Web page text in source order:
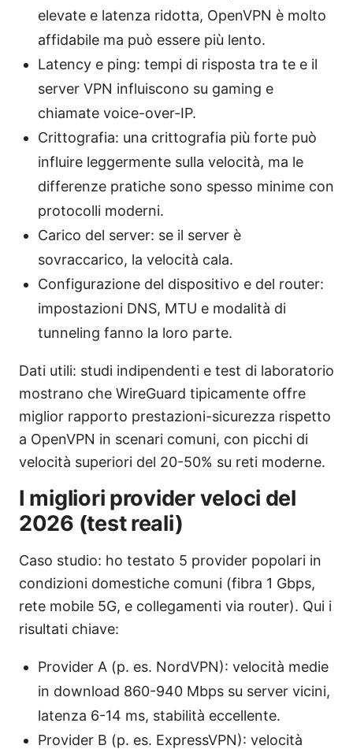
elevate e latenza ridotta, OpenVPN è molto
affidabile ma può essere più lento.
Latency e ping: tempi di risposta tra te e il
server VPN influiscono su gaming e
chiamate voice-over-IP.
Crittografia: una crittografia più forte può
influire leggermente sulla velocità, ma le
differenze pratiche sono spesso minime con
protocolli moderni.
Carico del server: se il server è
sovraccarico, la velocità cala.
Configurazione del dispositivo e del router:
impostazioni DNS, MTU e modalità di
tunneling fanno la loro parte.
Dati utili: studi indipendenti e test di laboratorio
mostrano che WireGuard tipicamente offre
miglior rapporto prestazioni-sicurezza rispetto
a OpenVPN in scenari comuni, con picchi di
velocità superiori del 20-50% su reti moderne.
I migliori provider veloci del
2026 (test reali)
Caso studio: ho testato 5 provider popolari in
condizioni domestiche comuni (fibra 1 Gbps,
rete mobile 5G, e collegamenti via router). Qui i
risultati chiave:
Provider A (p. es. NordVPN): velocità medie
in download 860-940 Mbps su server vicini,
latenza 6-14 ms, stabilità eccellente.
Provider B (p. es. ExpressVPN): velocità